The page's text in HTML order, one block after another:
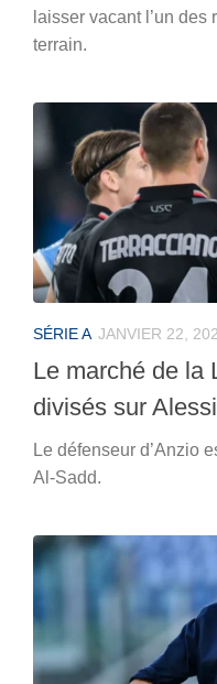
laisser vacant l’un
terrain.
SÉRIE A JANVIER 22,
Le marché de la
divisés sur
Le défenseur d’Anzio
Al-Sadd.